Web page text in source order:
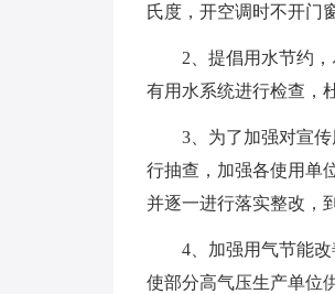
氏度，开空调时不开门
2、提倡用水节约
有用水系统进行检查，
3、为了加强对宣
行抽查，加强各使用单
并逐一进行落实整改，
4、加强用气节能
使部分高气压生产单位